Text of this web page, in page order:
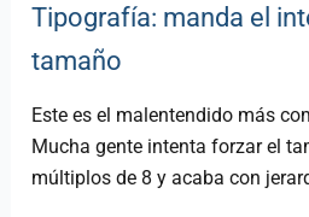
Tipografía: manda el
tamaño
Este es el malentendido más
Mucha gente intenta forzar el
múltiplos de 8 y acaba con